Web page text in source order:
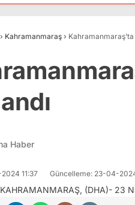
› Kahramanmaraş ›
Haber
11:37 Güncelleme: 23-04-